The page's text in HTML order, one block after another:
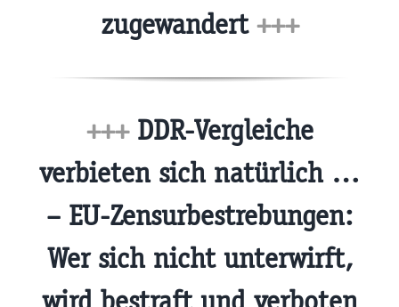
zugewandert +++
+++DDR-Vergleiche
verbieten sich natürlich …
– EU-Zensurbestrebungen:
Wer sich nicht unterwirft,